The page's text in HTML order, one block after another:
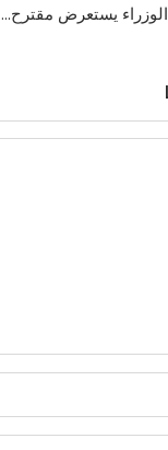
يستعرض مقترح...